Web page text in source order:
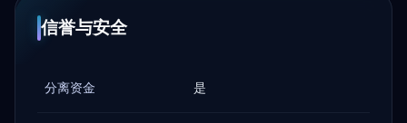
信誉与安全
分离资金 是